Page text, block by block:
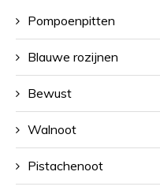
Pompoenpitten
Blauwe rozijnen
Bewust
Walnoot
Pistachenoot